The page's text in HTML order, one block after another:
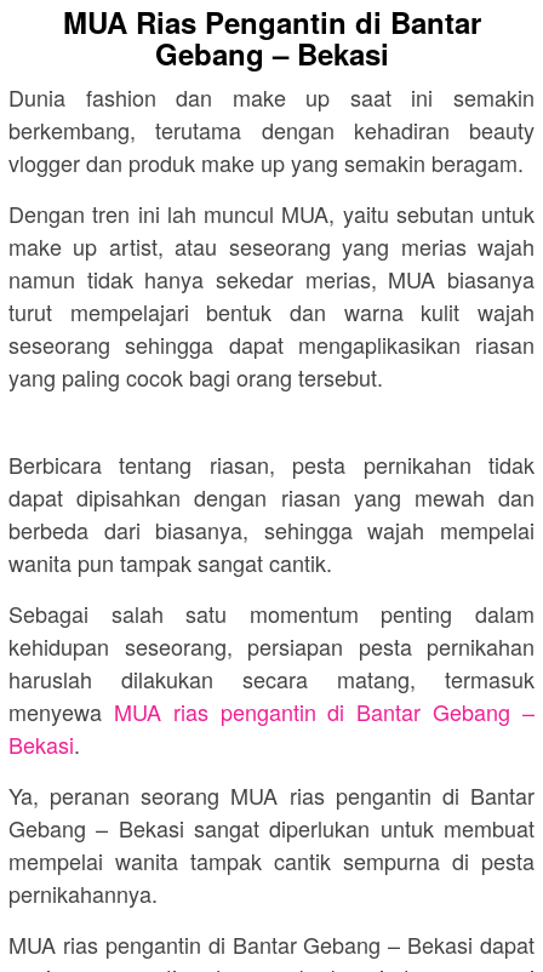
MUA Rias Pengantin di Bantar
Gebang – Bekasi
Dunia fashion dan make up saat ini semakin
berkembang, terutama dengan kehadiran beauty
vlogger dan produk make up yang semakin beragam.
Dengan tren ini lah muncul MUA, yaitu sebutan untuk
make up artist, atau seseorang yang merias wajah
namun tidak hanya sekedar merias, MUA biasanya
turut mempelajari bentuk dan warna kulit wajah
seseorang sehingga dapat mengaplikasikan riasan
yang paling cocok bagi orang tersebut.
Berbicara tentang riasan, pesta pernikahan tidak
dapat dipisahkan dengan riasan yang mewah dan
berbeda dari biasanya, sehingga wajah mempelai
wanita pun tampak sangat cantik.
Sebagai salah satu momentum penting dalam
kehidupan seseorang, persiapan pesta pernikahan
haruslah dilakukan secara matang, termasuk
menyewa MUA rias pengantin di Bantar Gebang –
Bekasi.
Ya, peranan seorang MUA rias pengantin di Bantar
Gebang – Bekasi sangat diperlukan untuk membuat
mempelai wanita tampak cantik sempurna di pesta
pernikahannya.
MUA rias pengantin di Bantar Gebang – Bekasi dapat